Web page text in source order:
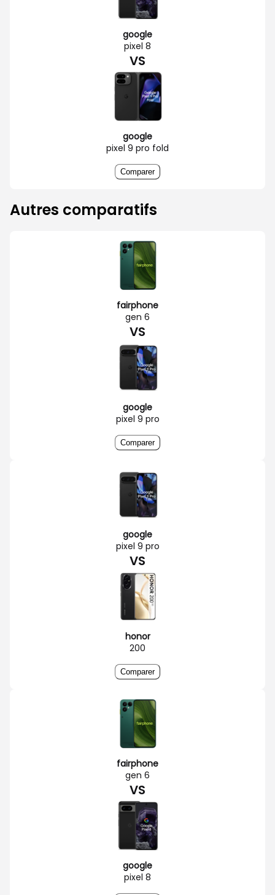
google
pixel 8
VS
google
pixel 9 pro fold
Comparer
Autres comparatifs
fairphone
gen 6
VS
google
pixel 9 pro
Comparer
google
pixel 9 pro
VS
honor
200
Comparer
fairphone
gen 6
VS
google
pixel 8